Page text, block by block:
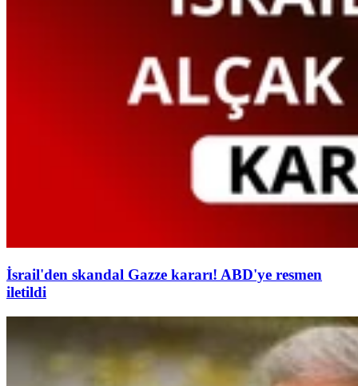
İsrail'den skandal Gazze kararı! ABD'ye resmen
iletildi